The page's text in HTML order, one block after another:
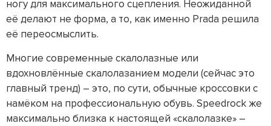
ногу для максимального сцепления. Неожиданной
её делают не форма, а то, как именно Prada решила
её переосмыслить.
Многие современные скалолазные или
вдохновлённые скалолазанием модели (сейчас это
главный тренд) – это, по сути, обычные кроссовки с
намёком на профессиональную обувь. Speedrock же
максимально близка к настоящей «скалолазке» –